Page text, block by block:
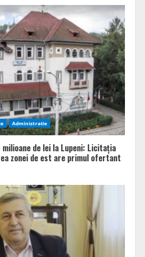
Administratie
de lei la Lupeni: Licitația
zonei de est are primul ofertant